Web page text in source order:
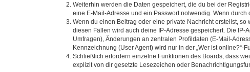
Weiterhin werden die Daten gespeichert, die du bei der
eine E-Mail-Adresse und ein Passwort notwendig. Wenn
Wenn du einen Beitrag oder eine private Nachricht erstellst,
diesen Fällen wird auch deine IP-Adresse gespeichert. Die
Umfragen), Änderungen an zentralen Profildaten (E-Mail-
Kennzeichnung (User Agent) wird nur in der „Wer ist online?“-
Schließlich erfordern einzelne Funktionen des Boards, dass
explizit von dir gesetzte Lesezeichen oder